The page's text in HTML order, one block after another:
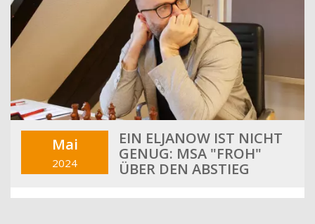
Mai
2024
EIN ELJANOW IST NICHT
GENUG: MSA "FROH"
ÜBER DEN ABSTIEG